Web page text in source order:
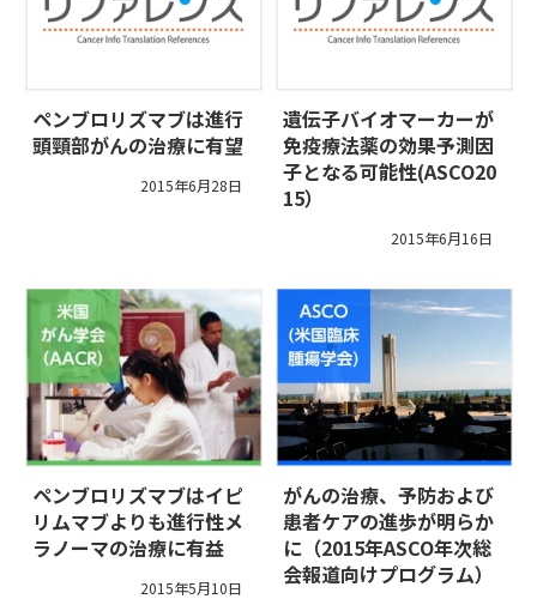
ペンブロリズマブは進行
頭頸部がんの治療に有望
2015年6月28日
遺伝子バイオマーカーが
免疫療法薬の効果予測因
子となる可能性(ASCO20
15）
2015年6月16日
ペンブロリズマブはイピ
リムマブよりも進行性メ
ラノーマの治療に有益
2015年5月10日
がんの治療、予防および
患者ケアの進歩が明らか
に（2015年ASCO年次総
会報道向けプログラム）